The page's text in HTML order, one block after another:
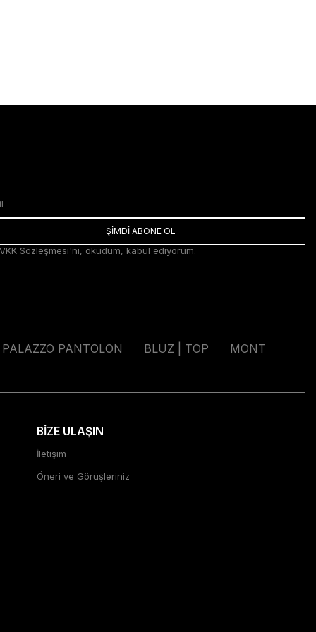
ŞİMDİ ABONE OL
Sözleşmesi'ni, okudum, kabul ediyorum.
PALAZZO PANTOLON BLUZ | TOP
MONT
BİZE ULAŞIN
İletişim
Öneri ve Görüşleriniz